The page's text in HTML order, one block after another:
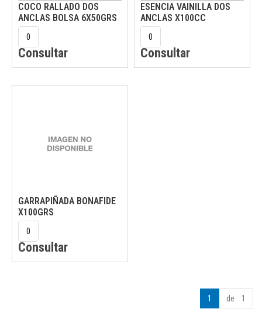
COCO RALLADO DOS
ANCLAS BOLSA 6X50GRS
Consultar
ESENCIA VAINILLA DOS
ANCLAS X100CC
Consultar
GARRAPIÑADA BONAFIDE
X100GRS
Consultar
1 de 1